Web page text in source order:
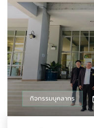
กิจกรรมบุคลากร